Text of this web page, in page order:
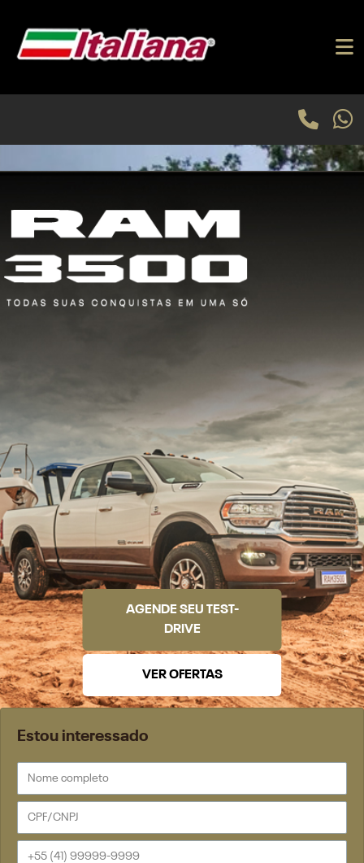
Estou interessado
AGENDE SEU TEST-
DRIVE
VER OFERTAS